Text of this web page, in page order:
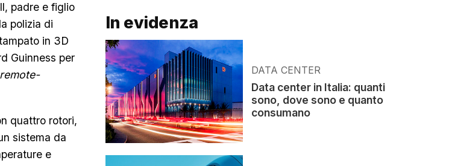
padre e figlio
polizia di
in 3D
Guinness per
quattro rotori,
sistema da
e
In evidenza
DATA CENTER
Data center in Italia: quanti
sono, dove sono e quanto
consumano